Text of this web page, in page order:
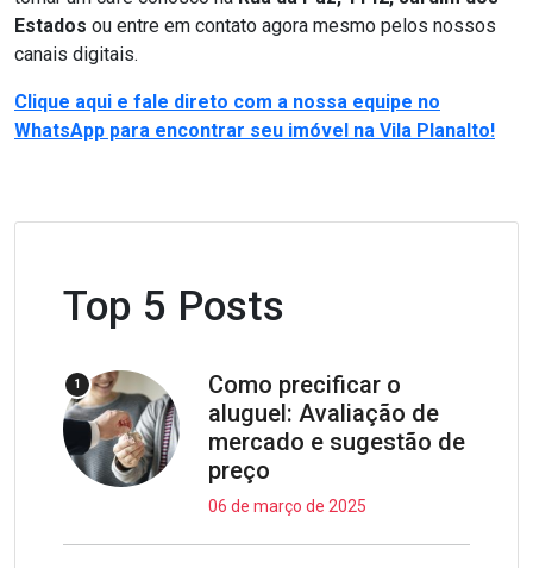
Estados ou entre em contato agora mesmo pelos nossos
canais digitais.
Clique aqui e fale direto com a nossa equipe no
WhatsApp para encontrar seu imóvel na Vila Planalto!
Top 5 Posts
1
Como precificar o
aluguel: Avaliação de
mercado e sugestão de
preço
06 de março de 2025